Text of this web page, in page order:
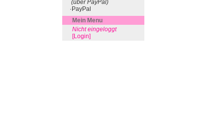
(über PayPal)
·PayPal
Mein Menu
Nicht eingeloggt
[Login]